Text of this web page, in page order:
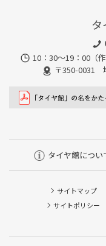
タ
10：30～19：00（
〒350-0031
タイヤ館につい
サイトマップ
サイトポリシー